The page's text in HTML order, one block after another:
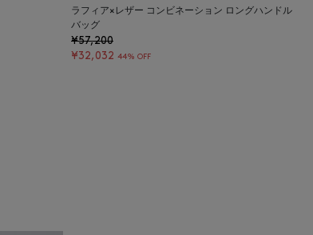
ラフィア×レザー コンビネーション ロングハンドル
バッグ
¥57,200
¥32,032 44% OFF